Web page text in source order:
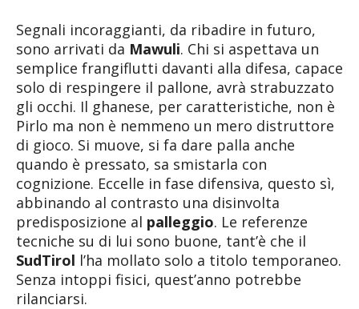
Segnali incoraggianti, da ribadire in futuro,
sono arrivati da Mawuli. Chi si aspettava un
semplice frangiflutti davanti alla difesa, capace
solo di respingere il pallone, avrà strabuzzato
gli occhi. Il ghanese, per caratteristiche, non è
Pirlo ma non è nemmeno un mero distruttore
di gioco. Si muove, si fa dare palla anche
quando è pressato, sa smistarla con
cognizione. Eccelle in fase difensiva, questo sì,
abbinando al contrasto una disinvolta
predisposizione al palleggio. Le referenze
tecniche su di lui sono buone, tant’è che il
SudTirol l’ha mollato solo a titolo temporaneo.
Senza intoppi fisici, quest’anno potrebbe
rilanciarsi.